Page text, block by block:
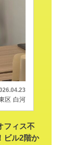
区 白河
フィス不
ビル2階か